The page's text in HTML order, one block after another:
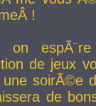
!
de jeux
une soirÃ©e
de